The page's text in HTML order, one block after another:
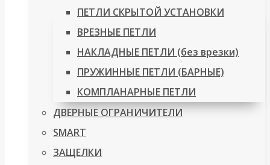
ПЕТЛИ СКРЫТОЙ УСТАНОВКИ
ВРЕЗНЫЕ ПЕТЛИ
НАКЛАДНЫЕ ПЕТЛИ (без врезки)
ПРУЖИННЫЕ ПЕТЛИ (БАРНЫЕ)
КОМПЛАНАРНЫЕ ПЕТЛИ
ДВЕРНЫЕ ОГРАНИЧИТЕЛИ
SMART
ЗАЩЕЛКИ